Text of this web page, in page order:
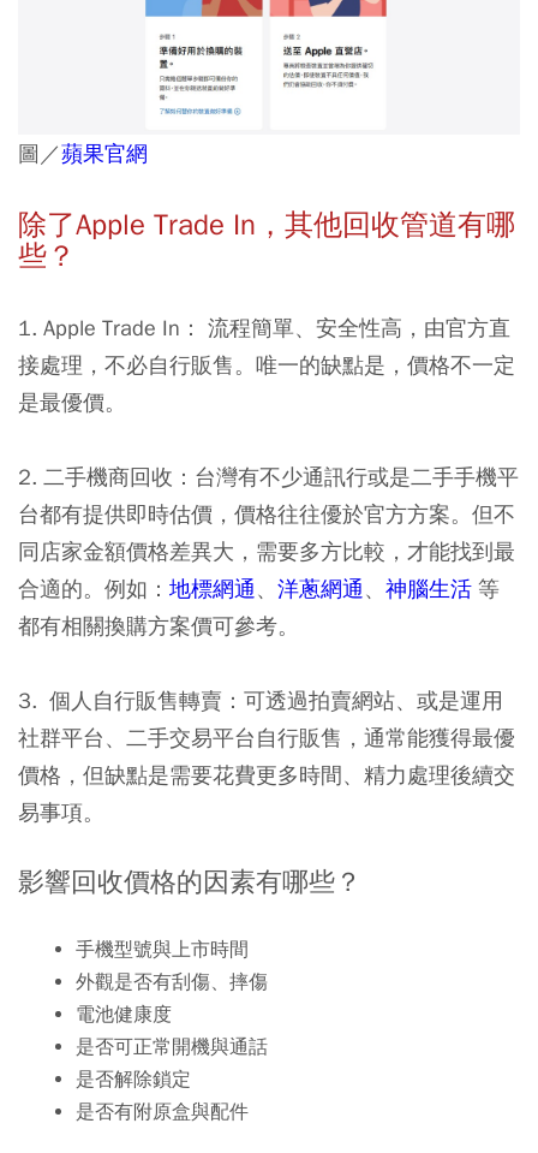
圖／蘋果官網
除了Apple Trade In，其他回收管道有哪
些？
1. Apple Trade In： 流程簡單、安全性高，由官方直
接處理，不必自行販售。唯一的缺點是，價格不一定
是最優價。
2. 二手機商回收：台灣有不少通訊行或是二手手機平
台都有提供即時估價，價格往往優於官方方案。但不
同店家金額價格差異大，需要多方比較，才能找到最
合適的。例如： 地標網通、 洋蔥網通、 神腦生活 等
都有相關換購方案價可參考。
3. 個人自行販售轉賣：可透過拍賣網站、或是運用
社群平台、二手交易平台自行販售，通常能獲得最優
價格，但缺點是需要花費更多時間、精力處理後續交
易事項。
影響回收價格的因素有哪些？
手機型號與上市時間
外觀是否有刮傷、摔傷
電池健康度
是否可正常開機與通話
是否解除鎖定
是否有附原盒與配件